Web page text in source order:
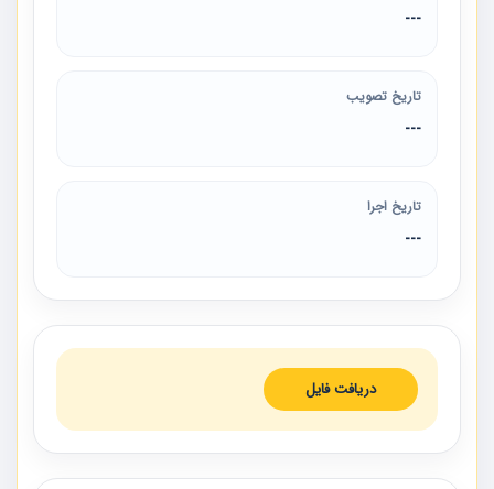
---
تاریخ تصویب
---
تاریخ اجرا
---
دریافت فایل